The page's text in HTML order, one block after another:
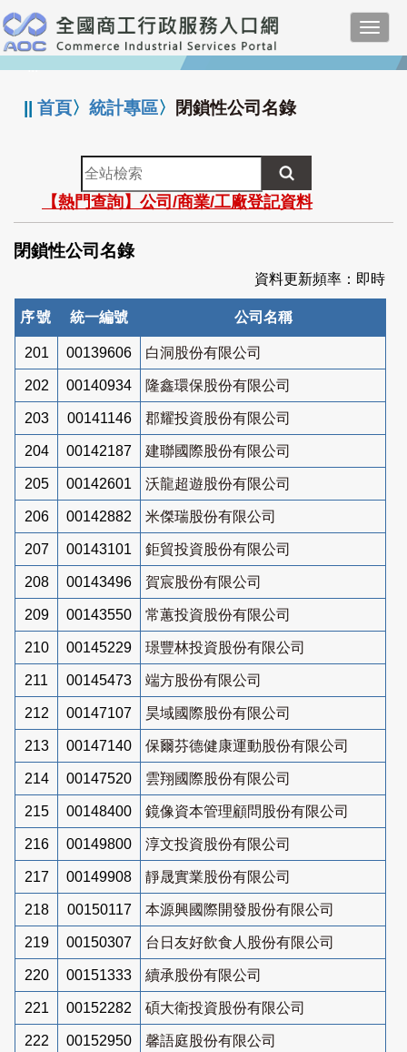
跳
到
主
要
:::
||首頁〉統計專區〉 閉鎖性公司名錄
全
站
檢
索
【熱門查詢】公司/商業/工廠登記資料
閉鎖性公司名錄
資料更新頻率：即時
序號 統一編號 公司名稱
201 00139606 白洞股份有限公司
202 00140934 隆鑫環保股份有限公司
203 00141146 郡耀投資股份有限公司
204 00142187 建聯國際股份有限公司
205 00142601 沃龍超遊股份有限公司
206 00142882 米傑瑞股份有限公司
207 00143101 鉅貿投資股份有限公司
208 00143496 賀宸股份有限公司
209 00143550 常蕙投資股份有限公司
210 00145229 璟豐林投資股份有限公司
211 00145473 端方股份有限公司
212 00147107 昊域國際股份有限公司
213 00147140 保爾芬德健康運動股份有限公司
214 00147520 雲翔國際股份有限公司
215 00148400 鏡像資本管理顧問股份有限公司
216 00149800 淳文投資股份有限公司
217 00149908 靜晟實業股份有限公司
218 00150117 本源興國際開發股份有限公司
219 00150307 台日友好飲食人股份有限公司
220 00151333 續承股份有限公司
221 00152282 碩大衛投資股份有限公司
222 00152950 馨語庭股份有限公司